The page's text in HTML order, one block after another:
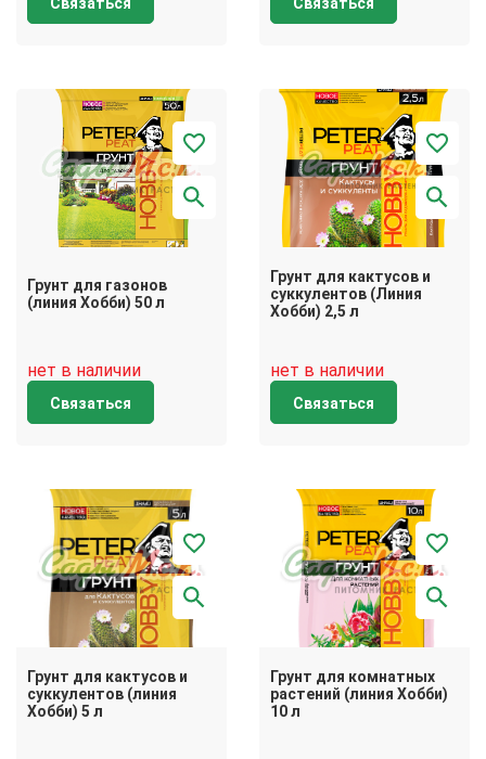
Грунт для газонов
(линия Хобби) 50 л
нет в наличии
Связаться
Грунт для кактусов и
суккулентов (Линия
Хобби) 2,5 л
нет в наличии
Связаться
Грунт для кактусов и
суккулентов (линия
Хобби) 5 л
Грунт для комнатных
растений (линия Хобби)
10 л